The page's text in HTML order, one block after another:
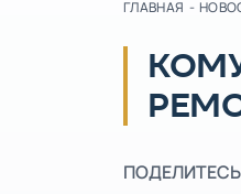
ГЛАВНАЯ -